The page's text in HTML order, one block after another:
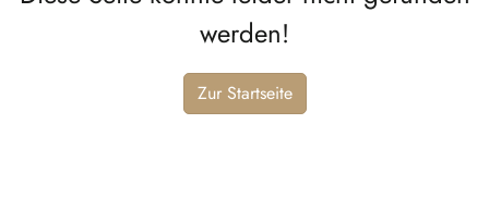
werden!
Zur Startseite